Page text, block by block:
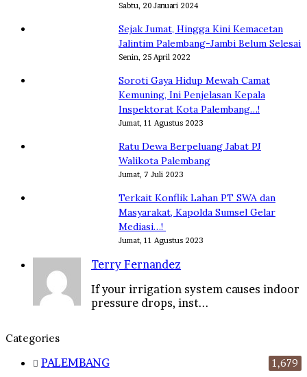
Sabtu, 20 Januari 2024
Sejak Jumat, Hingga Kini Kemacetan
Jalintim Palembang-Jambi Belum Selesai
Senin, 25 April 2022
Soroti Gaya Hidup Mewah Camat
Kemuning, Ini Penjelasan Kepala
Inspektorat Kota Palembang…!
Jumat, 11 Agustus 2023
Ratu Dewa Berpeluang Jabat PJ
Walikota Palembang
Jumat, 7 Juli 2023
Terkait Konflik Lahan PT SWA dan
Masyarakat, Kapolda Sumsel Gelar
Mediasi…!
Jumat, 11 Agustus 2023
Terry Fernandez
If your irrigation system causes indoor
pressure drops, inst...
Categories
PALEMBANG 1,679